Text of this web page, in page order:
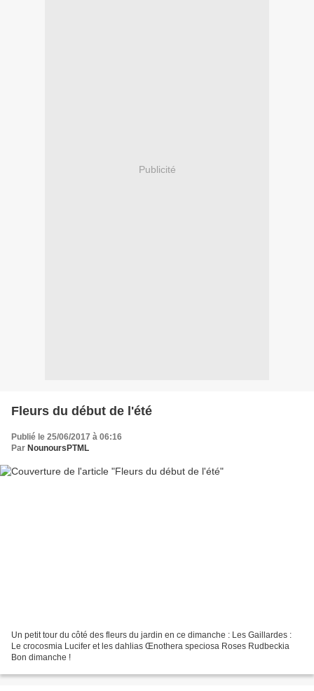
Publicité
Fleurs du début de l'été
Publié le 25/06/2017 à 06:16
Par NounoursPTML
Un petit tour du côté des fleurs du jardin en ce dimanche : Les Gaillardes :
Le crocosmia Lucifer et les dahlias Œnothera speciosa Roses Rudbeckia
Bon dimanche !